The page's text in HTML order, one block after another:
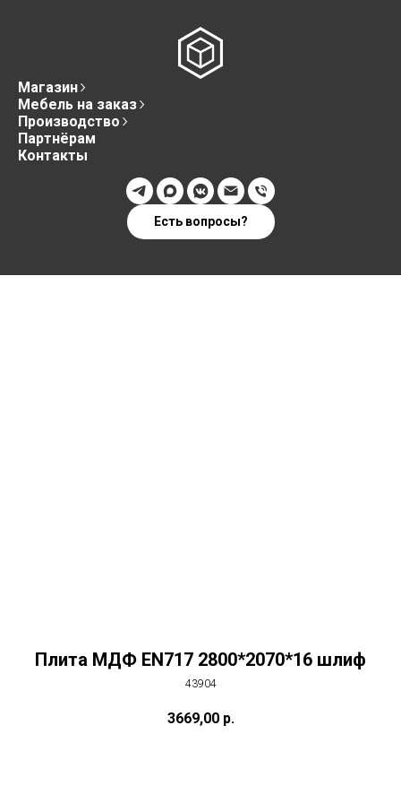
Магазин
Мебель на заказ
Производство
Партнёрам
Контакты
Есть вопросы?
Плита МДФ EN717 2800*2070*16 шлиф
43904
3669,00 р.